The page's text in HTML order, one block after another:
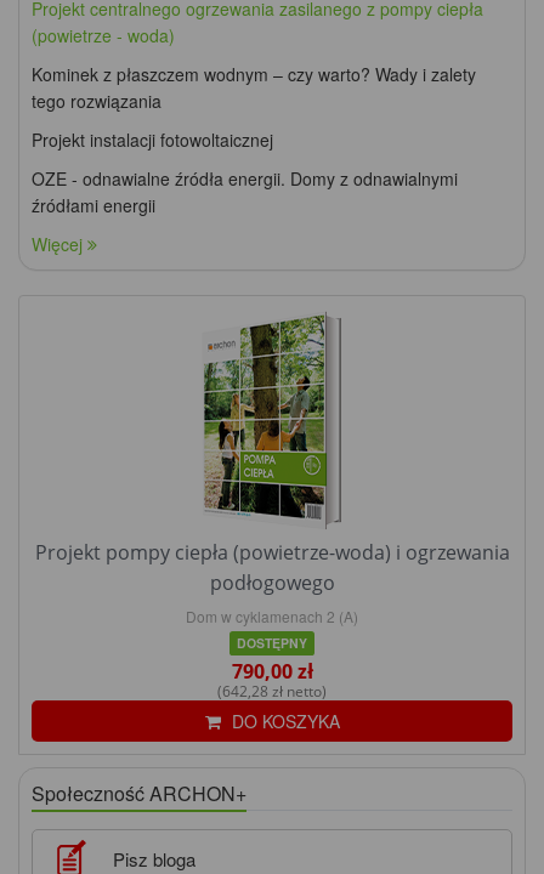
Projekt centralnego ogrzewania zasilanego z pompy ciepła
(powietrze - woda)
Kominek z płaszczem wodnym – czy warto? Wady i zalety
tego rozwiązania
Projekt instalacji fotowoltaicznej
OZE - odnawialne źródła energii. Domy z odnawialnymi
źródłami energii
Więcej
Projekt pompy ciepła (powietrze-woda) i ogrzewania
podłogowego
Dom w cyklamenach 2 (A)
DOSTĘPNY
790,00 zł
(642,28 zł netto)
DO KOSZYKA
Społeczność ARCHON+
Pisz bloga